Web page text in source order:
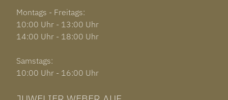
Montags - Freitags:
10:00 Uhr - 13:00 Uhr
14:00 Uhr - 18:00 Uhr
Samstags:
10:00 Uhr - 16:00 Uhr